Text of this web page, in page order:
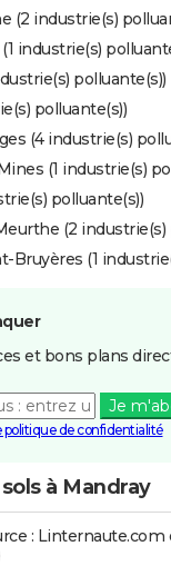
(2 industrie(s)
industrie(s)
polluante(s))
polluante(s))
(4 industrie(s)
(1 industrie(s)
polluante(s))
(2 industrie(s)
Bruyères (1
et bons plans
Je
politique de confidentialité
à Mandray
: Linternaute.com